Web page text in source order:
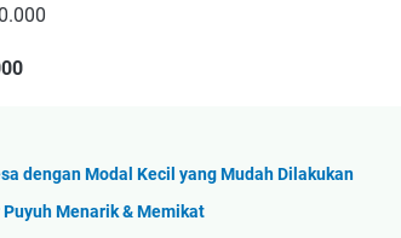
dengan Modal Kecil yang Mudah Dilakukan
Menarik & Memikat